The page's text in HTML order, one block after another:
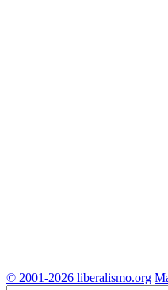
© 2001-2026 liberalismo.org